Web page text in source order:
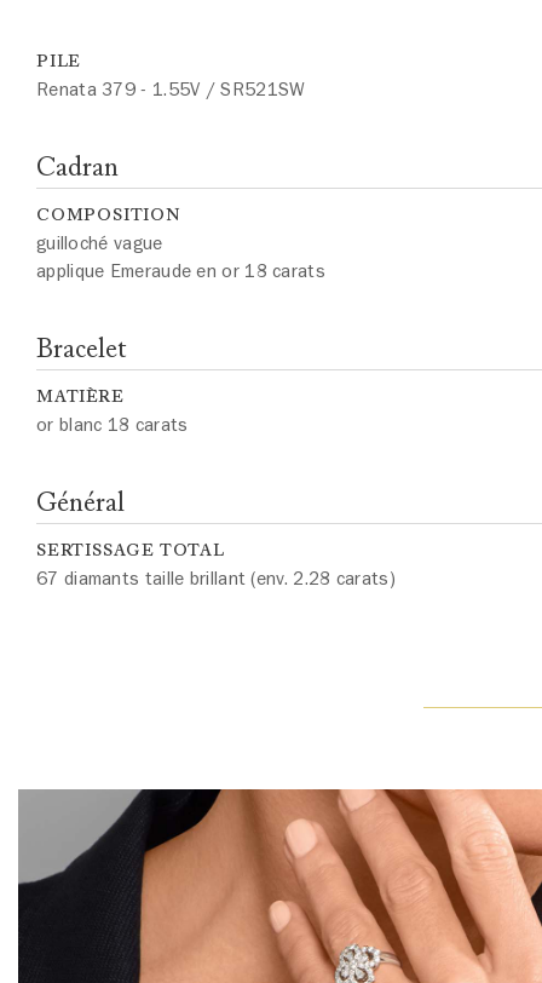
PILE
Renata 379 - 1.55V / SR521SW
Cadran
COMPOSITION
guilloché vague
applique Emeraude en or 18 carats
Bracelet
MATIÈRE
or blanc 18 carats
Général
SERTISSAGE TOTAL
67 diamants taille brillant (env. 2.28 carats)